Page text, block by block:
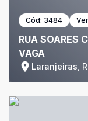
Cód: 3484
RUA SOARES
VAGA
Laranjeiras,